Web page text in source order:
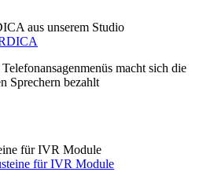
aus unserem Studio
macht sich die
Sprechern bezahlt
für IVR Module